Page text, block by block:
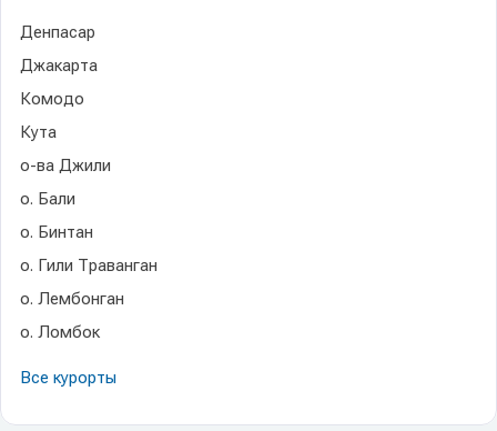
Денпасар
Джакарта
Комодо
Кута
о-ва Джили
о. Бали
о. Бинтан
о. Гили Траванган
о. Лембонган
о. Ломбок
Все курорты